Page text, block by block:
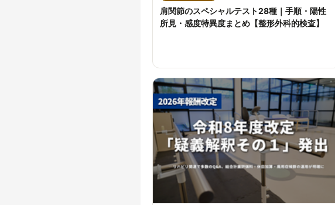
肩関節のスペシャルテスト28種｜手順・陽性
所見・感度特異度まとめ【整形外科的検査】